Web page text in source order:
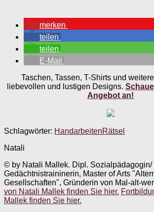
merken
teilen
teilen
E-Mail
Taschen, Tassen, T-Shirts und
liebevollen und lustigen Designs.
Angebot an!
Schlagwörter: HandarbeitenRätsel
Natali
© by Natali Mallek. Dipl. Sozialpädagogin/
Gedächtnistraininerin, Master of Arts
Gesellschaften", Gründerin von Mal-alt-
von Natali Mallek finden Sie hier.
Mallek finden Sie hier.